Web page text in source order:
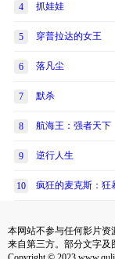
4 抓娃娃
5 穿普拉达的女王
6 落凡尘
7 默杀
8 航海王：强者天下
9 逆行人生
10 疯狂的麦克斯：狂
本网站不参与任何影片资
来自第三方。部分文字及